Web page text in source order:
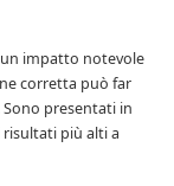
impatto notevole
corretta può far
presentati in
più alti a